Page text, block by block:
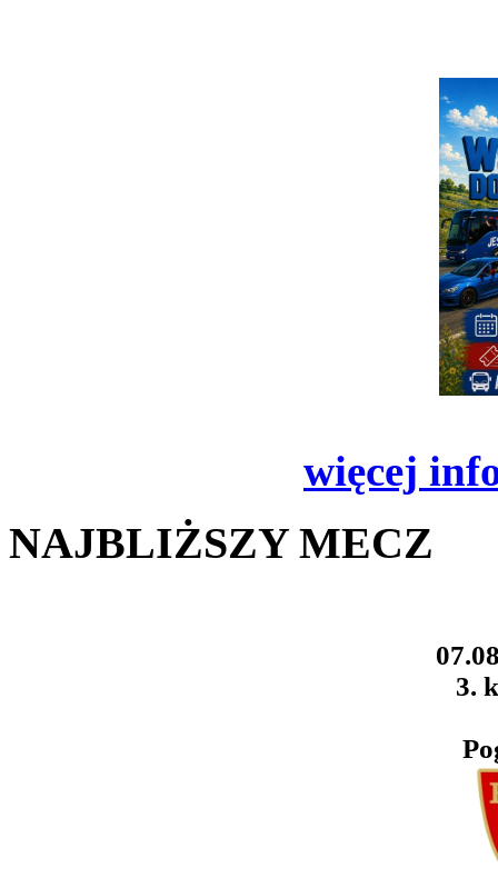
więcej
NAJBLIŻSZY MECZ
3.